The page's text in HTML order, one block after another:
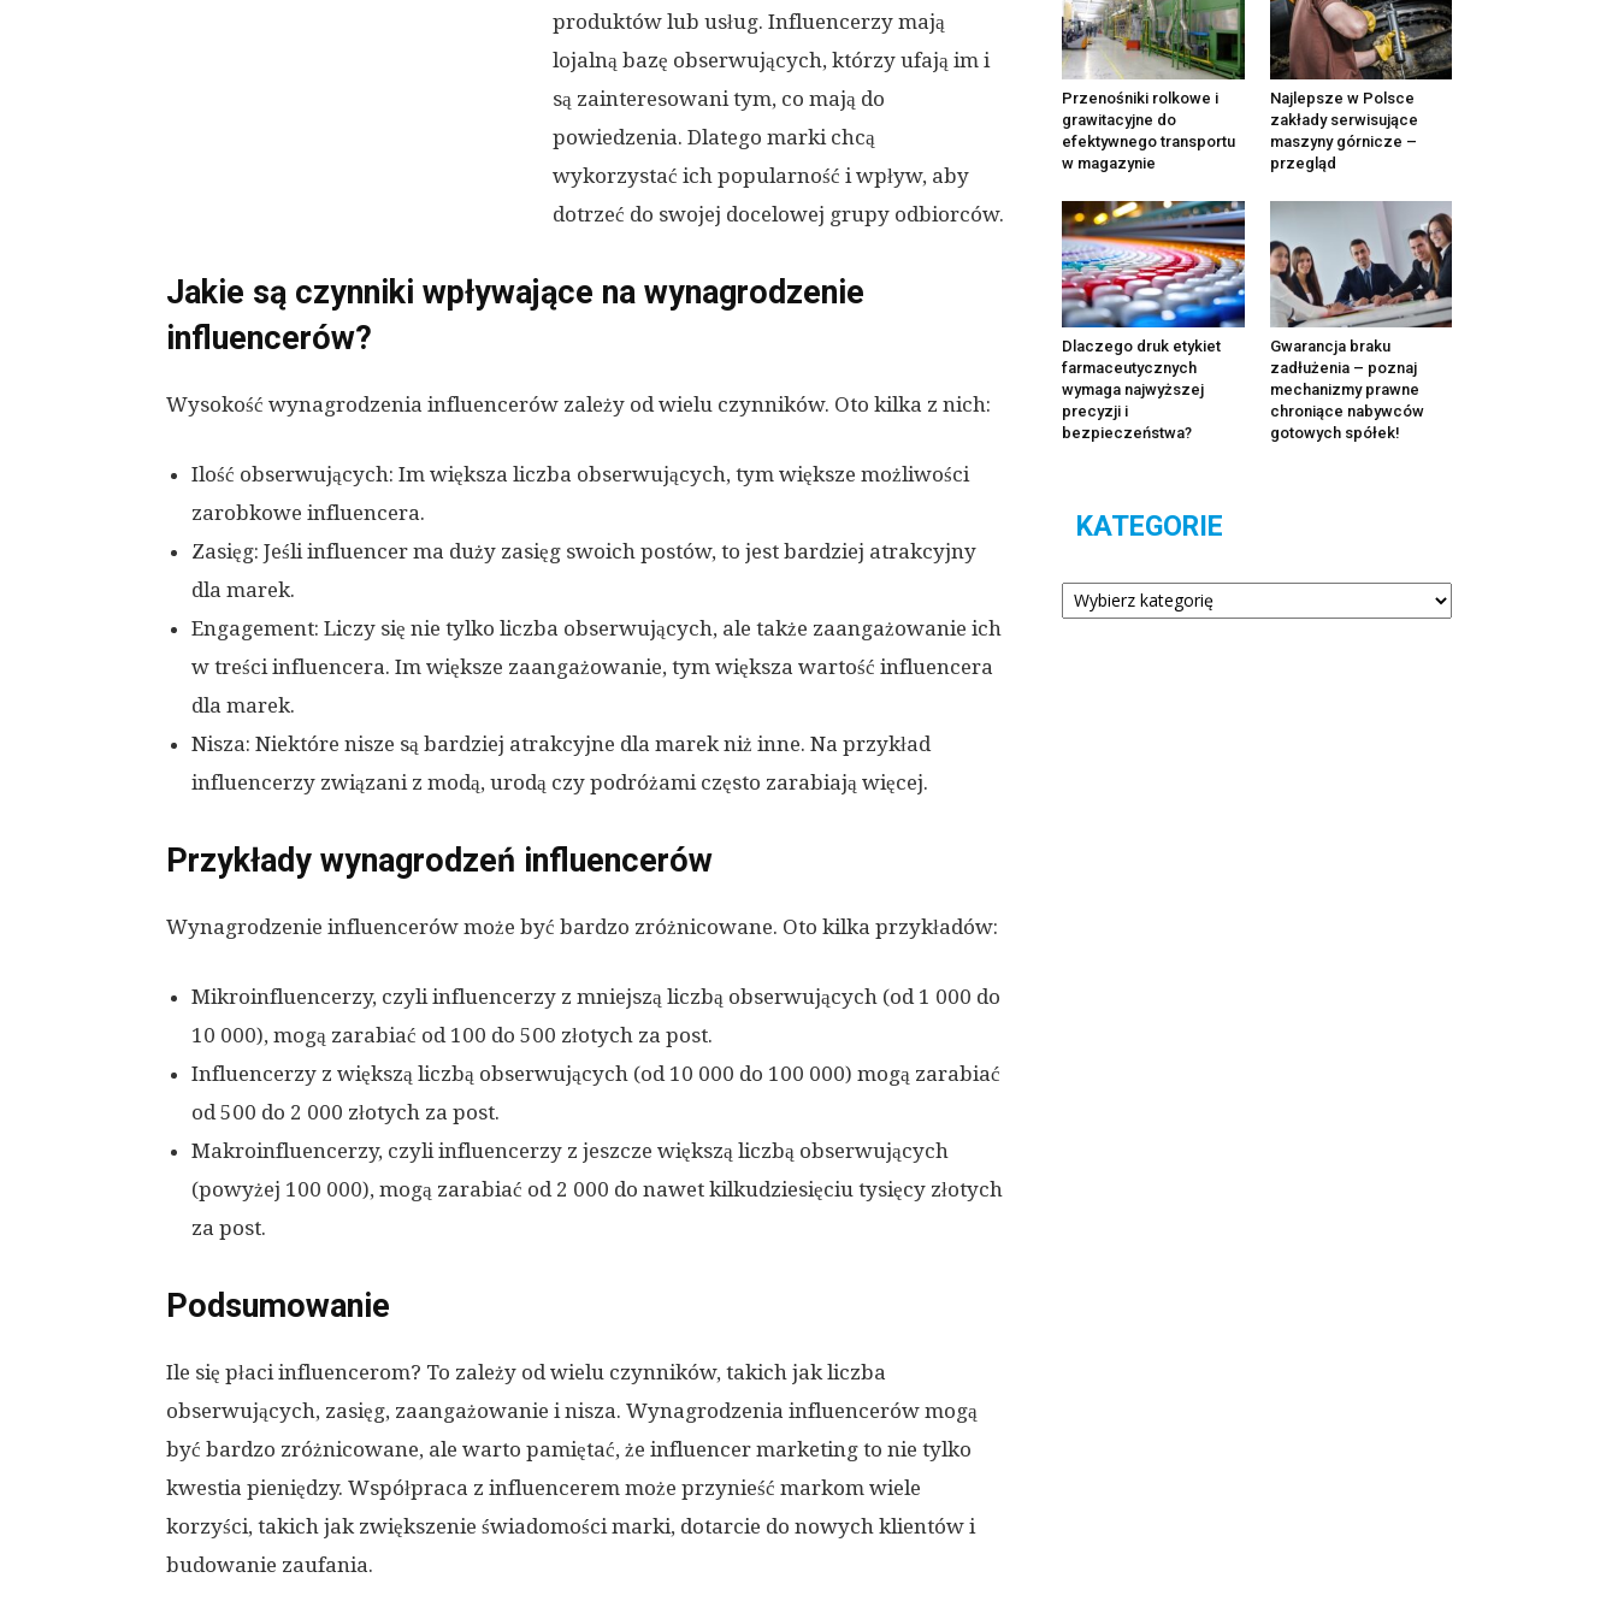
produktów lub usług. Influencerzy mają
lojalną bazę obserwujących, którzy ufają im i
są zainteresowani tym, co mają do
powiedzenia. Dlatego marki chcą
wykorzystać ich popularność i wpływ, aby
dotrzeć do swojej docelowej grupy odbiorców.
Jakie są czynniki wpływające na wynagrodzenie
influencerów?
Wysokość wynagrodzenia influencerów zależy od wielu czynników. Oto kilka z nich:
Ilość obserwujących: Im większa liczba obserwujących, tym większe możliwości
zarobkowe influencera.
Zasięg: Jeśli influencer ma duży zasięg swoich postów, to jest bardziej atrakcyjny
dla marek.
Engagement: Liczy się nie tylko liczba obserwujących, ale także zaangażowanie ich
w treści influencera. Im większe zaangażowanie, tym większa wartość influencera
dla marek.
Nisza: Niektóre nisze są bardziej atrakcyjne dla marek niż inne. Na przykład
influencerzy związani z modą, urodą czy podróżami często zarabiają więcej.
Przykłady wynagrodzeń influencerów
Wynagrodzenie influencerów może być bardzo zróżnicowane. Oto kilka przykładów:
Mikroinfluencerzy, czyli influencerzy z mniejszą liczbą obserwujących (od 1 000 do
10 000), mogą zarabiać od 100 do 500 złotych za post.
Influencerzy z większą liczbą obserwujących (od 10 000 do 100 000) mogą zarabiać
od 500 do 2 000 złotych za post.
Makroinfluencerzy, czyli influencerzy z jeszcze większą liczbą obserwujących
(powyżej 100 000), mogą zarabiać od 2 000 do nawet kilkudziesięciu tysięcy złotych
za post.
Podsumowanie
Ile się płaci influencerom? To zależy od wielu czynników, takich jak liczba
obserwujących, zasięg, zaangażowanie i nisza. Wynagrodzenia influencerów mogą
być bardzo zróżnicowane, ale warto pamiętać, że influencer marketing to nie tylko
kwestia pieniędzy. Współpraca z influencerem może przynieść markom wiele
korzyści, takich jak zwiększenie świadomości marki, dotarcie do nowych klientów i
budowanie zaufania.
Przenośniki rolkowe i
grawitacyjne do
efektywnego transportu
w magazynie
Najlepsze w Polsce
zakłady serwisujące
maszyny górnicze –
przegląd
Dlaczego druk etykiet
farmaceutycznych
wymaga najwyższej
precyzji i
bezpieczeństwa?
Gwarancja braku
zadłużenia – poznaj
mechanizmy prawne
chroniące nabywców
gotowych spółek!
KATEGORIE
Kategorie